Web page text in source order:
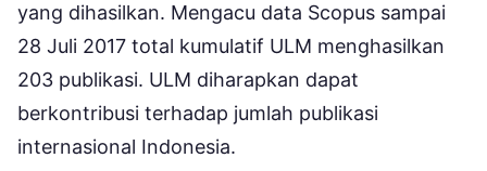
yang dihasilkan. Mengacu data Scopus sampai
28 Juli 2017 total kumulatif ULM menghasilkan
203 publikasi. ULM diharapkan dapat
berkontribusi terhadap jumlah publikasi
internasional Indonesia.